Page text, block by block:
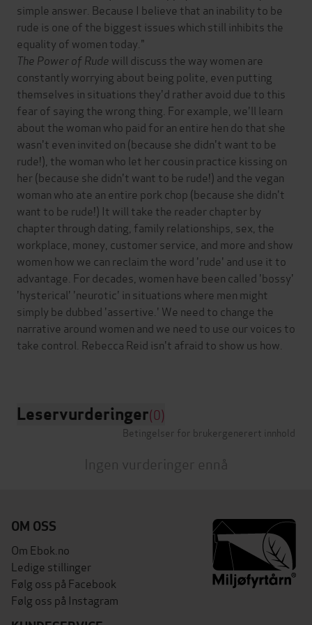
simple answer. Because I believe that an inability to be
rude is one of the biggest issues which still inhibits the
equality of women today."
The Power of Rude will discuss the way women are
constantly worrying about being polite, even putting
themselves in situations they'd rather avoid due to this
fear of saying the wrong thing. For example, we'll learn
about the woman who paid for an entire hen do that she
wasn't even invited on (because she didn't want to be
rude!), the woman who let her cousin practice kissing on
her (because she didn't want to be rude!) and the vegan
woman who ate an entire pork chop (because she didn't
want to be rude!) It will take the reader chapter by
chapter through dating, family relationships, sex, the
workplace, money, customer service, and more and show
women how we can reclaim the word 'rude' and use it to
advantage. For decades, women have been called 'bossy'
'hysterical' 'neurotic' in situations where men might
simply be dubbed 'assertive.' We need to change the
narrative around women and we need to use our voices to
take control. Rebecca Reid isn't afraid to show us how.
Leservurderinger(0)
Betingelser for brukergenerert innhold
Ingen vurderinger ennå
OM OSS
Om Ebok.no
Ledige stillinger
Følg oss på Facebook
Følg oss på Instagram